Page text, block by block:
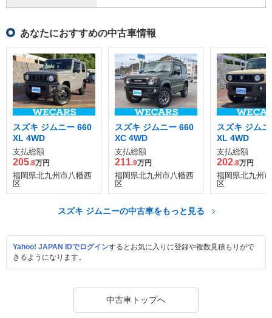
あなたにおすすめの中古車情報
スズキ ジムニー 660
XL 4WD
支払総額
205.8万円
福岡県北九州市八幡西
区
スズキ ジムニー 660
XC 4WD
支払総額
211.9万円
福岡県北九州市八幡西
区
スズキ ジム
XL 4WD
支払総額
202.8万円
福岡県北九州
区
スズキ ジムニーの中古車をもっと見る
Yahoo! JAPAN IDでログインするとお気に入りに登録や複数見積もりがで
きるようになります。
中古車トップへ